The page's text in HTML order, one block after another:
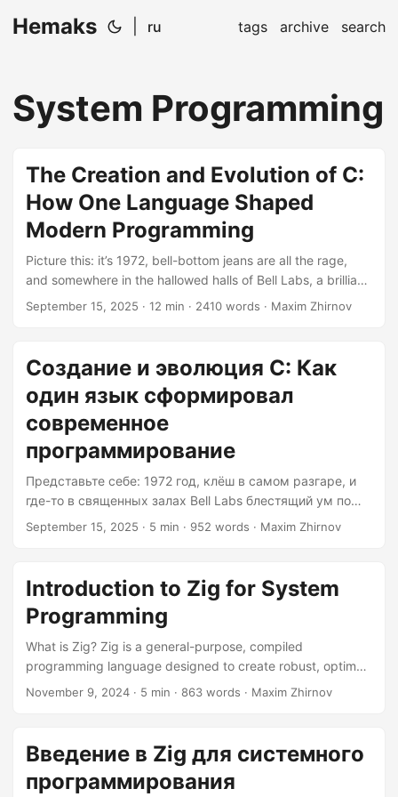
Hemaks ru tags archive search
System Programming
The Creation and Evolution of C:
How One Language Shaped
Modern Programming
Picture this: it’s 1972, bell-bottom jeans are all the rage,
and somewhere in the hallowed halls of Bell Labs, a brilliant
mind named Dennis Ritchie is about to accidentally create
programming language would become the grandfather of
countless modern programming languages and the
backbone of everything from your smartphone’s operating
system to the servers powering your favorite websites....
September 15, 2025 · 12 min · 2410 words · Maxim Zhirnov
Создание и эволюция C: Как
один язык сформировал
современное
программирование
Представьте себе: 1972 год, клёш в самом разгаре, и
где-то в священных залах Bell Labs блестящий ум по
имени Деннис Ритчи случайно создаёт один из самых
программирования станет родоначальником
бесчисленного количества современных языков
программирования и основой всего: от операционной
обеспечивающих работу ваших любимых сайтов.
Скромные начала: когда B было недостаточно История
языка C начинается не с самого C, а с
September 15, 2025 · 5 min · 952 words · Maxim Zhirnov
Introduction to Zig for System
Programming
What is Zig? Zig is a general-purpose, compiled
programming language designed to create robust, optimal,
and reusable software. It was created by Andrew Kelley
several modern features and improvements[2]. Key
Features of Zig Static Typing: Zig is a statically typed
language, which means it checks the types of variables at
November 9, 2024 · 5 min · 863 words · Maxim Zhirnov
Введение в Zig для системного
программирования